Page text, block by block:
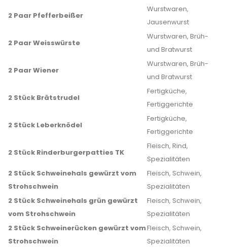
2 Paar Pfefferbeißer
Wurstwaren,
Jausenwurst
2 Paar Weisswürste
Wurstwaren, Brüh-
und Bratwurst
2 Paar Wiener
Wurstwaren, Brüh-
und Bratwurst
2 Stück Brätstrudel
Fertigküche,
Fertiggerichte
2 Stück Leberknödel
Fertigküche,
Fertiggerichte
2 Stück Rinderburgerpatties TK
Fleisch, Rind,
Spezialitäten
2 Stück Schweinehals gewürzt vom
Strohschwein
Fleisch, Schwein,
Spezialitäten
2 Stück Schweinehals grün gewürzt
vom Strohschwein
Fleisch, Schwein,
Spezialitäten
2 Stück Schweinerücken gewürzt vom
Strohschwein
Fleisch, Schwein,
Spezialitäten